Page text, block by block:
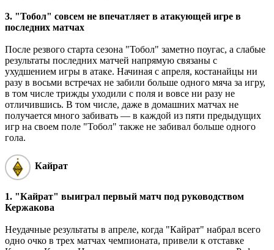
3. "Тобол" совсем не впечатляет в атакующей игре в
последних матчах
После резвого старта сезона "Тобол" заметно поугас, а слабые
результаты последних матчей напрямую связаны с
ухудшением игры в атаке. Начиная с апреля, костанайцы ни
разу в восьми встречах не забили больше одного мяча за игру,
в том числе трижды уходили с поля и вовсе ни разу не
отличившись. В том числе, даже в домашних матчах не
получается много забивать ― в каждой из пяти предыдущих
игр на своем поле "Тобол" также не забивал больше одного
гола.
Кайрат
1. "Кайрат" выиграл первый матч под руководством
Кержакова
Неудачные результаты в апреле, когда "Кайрат" набрал всего
одно очко в трех матчах чемпионата, привели к отставке